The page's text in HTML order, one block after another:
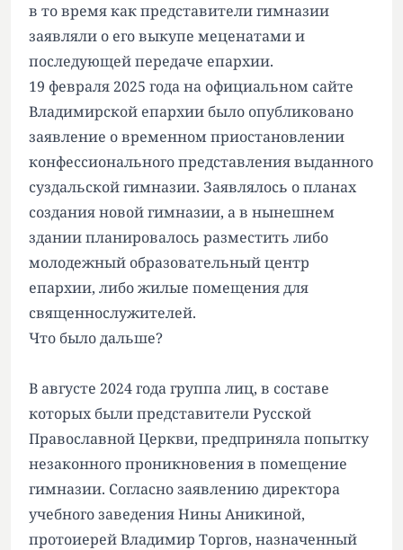
в то время как представители гимназии
заявляли о его выкупе меценатами и
последующей передаче епархии.
19 февраля 2025 года на официальном сайте
Владимирской епархии было опубликовано
заявление о временном приостановлении
конфессионального представления выданного
суздальской гимназии. Заявлялось о планах
создания новой гимназии, а в нынешнем
здании планировалось разместить либо
молодежный образовательный центр
епархии, либо жилые помещения для
священнослужителей.
Что было дальше?
В августе 2024 года группа лиц, в составе
которых были представители Русской
Православной Церкви, предприняла попытку
незаконного проникновения в помещение
гимназии. Согласно заявлению директора
учебного заведения Нины Аникиной,
протоиерей Владимир Торгов, назначенный